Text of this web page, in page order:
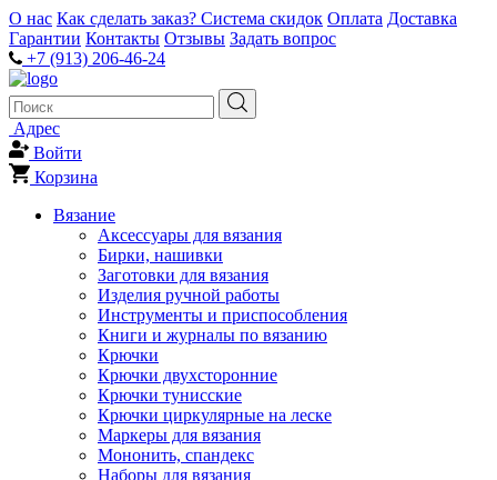
О нас Как сделать заказ? Система скидок Оплата Доставка
Гарантии Контакты Отзывы Задать вопрос
+7 (913) 206-46-24
Адрес
Войти
Корзина
Вязание
Аксессуары для вязания
Бирки, нашивки
Заготовки для вязания
Изделия ручной работы
Инструменты и приспособления
Книги и журналы по вязанию
Крючки
Крючки двухсторонние
Крючки тунисские
Крючки циркулярные на леске
Маркеры для вязания
Мононить, спандекс
Наборы для вязания